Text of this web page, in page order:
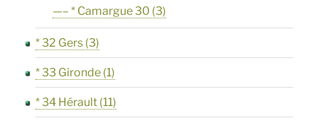
—– * Camargue 30 (3)
* 32 Gers (3)
* 33 Gironde (1)
* 34 Hérault (11)